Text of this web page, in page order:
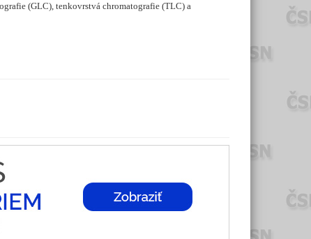
(GLC), tenkovrstvá chromatografie (TLC) a